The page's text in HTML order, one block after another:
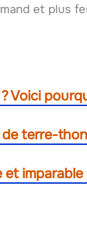
et plus
Voici
de terre-
et